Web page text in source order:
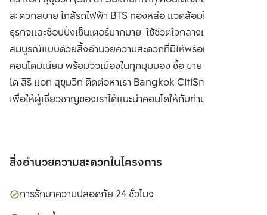
สะดวกสบาย ใกล้รถไฟฟ้า BTS ทองหล่อ แวดล้อมไปด้วยแหล่ง
ธุรกิจและช๊อปปิ้งเซ็นเตอร์มากมาย ใช้ชีวิตใจกลางเมืองอย่าง
สมบูรณ์แบบด้วยสิ้งอำนวยความสะดวกที่มีให้พร้อมใน
คอนโดมิเนียม พร้อมวิวเมืองในทุกมุมมอง ซื้อ ขาย หรือ เช่า คอน
โด สิริ แอท สุขุมวิท ติดต่อหาเรา Bangkok CitiSmart ได้ทันที
เพื่อให้ผู้เชี่ยวชาญของเราได้แนะนำคอนโดให้กับท่าน
สิ่งอำนวยความสะดวกในโครงการ
การรักษาความปลอดภัย 24 ชั่วโมง